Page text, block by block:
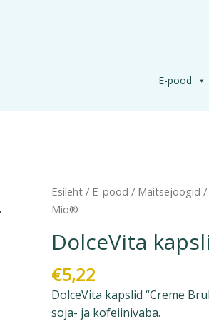
E-pood
Esileht / E-pood / Maitsejoogid /
Mio®
DolceVita
€5,22
DolceVita kapslid “Creme
soja- ja kofeiinivaba.
DolceVita
kapslid
Brulee
Modo
Mio®
kogus